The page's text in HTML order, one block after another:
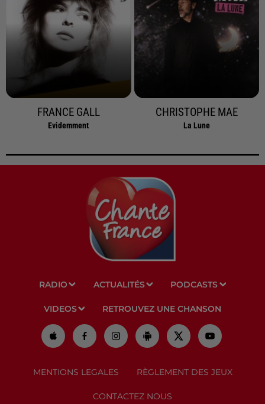
FRANCE GALL
Evidemment
CHRISTOPHE MAE
La Lune
RADIO ACTUALITÉS PODCASTS
VIDEOS RETROUVEZ UNE CHANSON
MENTIONS LEGALES RÈGLEMENT DES JEUX
CONTACTEZ NOUS